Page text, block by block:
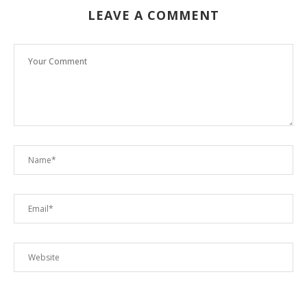
LEAVE A COMMENT